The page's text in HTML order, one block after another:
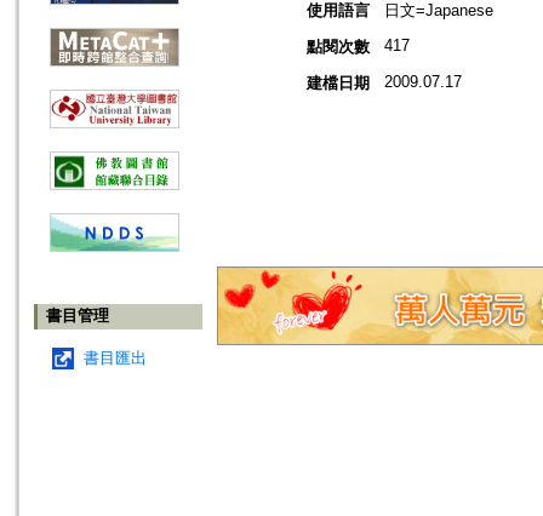
書目管理
書目匯出
使用語言
日文=Japanese
點閱次數
417
建檔日期 2009.07.17